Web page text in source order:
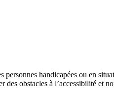
handicapées ou en
obstacles à l’accessibilité et